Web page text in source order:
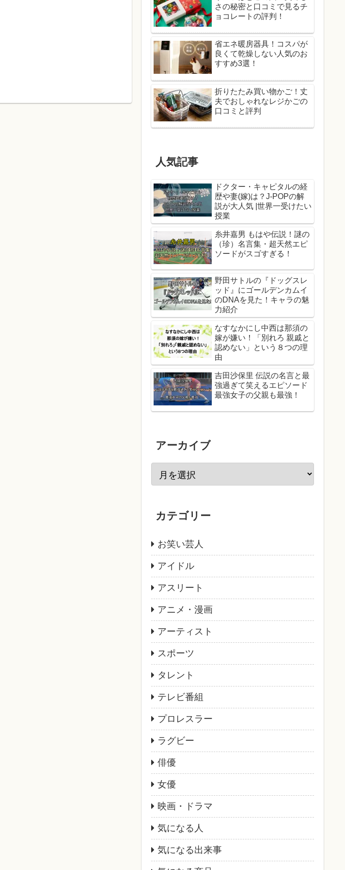
さの秘密と口コミで見るチ
ョコレートの評判！
省エネ暖房器具！コスパが
良くて乾燥しない人気のお
すすめ3選！
折りたたみ買い物かご！丈
夫でおしゃれなレジかごの
口コミと評判
人気記事
ドクター・キャピタルの経
歴や妻(嫁)は？J-POPの解
説が大人気 |世界一受けたい
授業
糸井嘉男 もはや伝説！謎の
（珍）名言集・超天然エピ
ソードがスゴすぎる！
野田サトルの『ドッグスレ
ッド』にゴールデンカムイ
のDNAを見た！キャラの魅
力紹介
なすなかにし中西は那須の
嫁が嫌い！「別れろ 親戚と
認めない」という８つの理
由
吉田沙保里 伝説の名言と最
強過ぎて笑えるエピソード
最強女子の父親も最強！
アーカイブ
カテゴリー
お笑い芸人
アイドル
アスリート
アニメ・漫画
アーティスト
スポーツ
タレント
テレビ番組
プロレスラー
ラグビー
俳優
女優
映画・ドラマ
気になる人
気になる出来事